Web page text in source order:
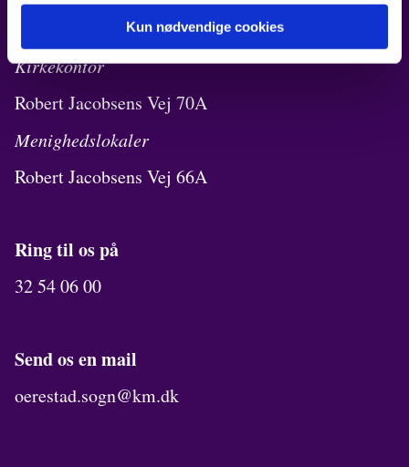
Kun nødvendige cookies
Robert Jacobsens Vej 72B
Kirkekontor
Robert Jacobsens Vej 70A
Menighedslokaler
Robert Jacobsens Vej 66A
Ring til os på
32 54 06 00
Send os en mail
oerestad.sogn@km.dk